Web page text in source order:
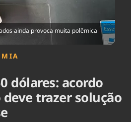
ainda provoca muita polêmica
dólares: acordo
trazer solução